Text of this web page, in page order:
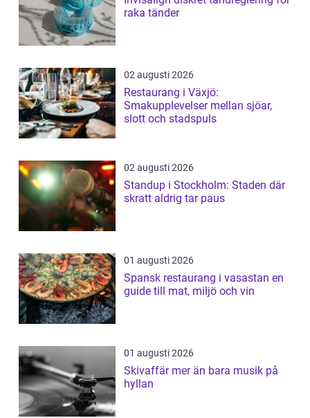
raka tänder
02 augusti 2026
Restaurang i Växjö:
Smakupplevelser mellan sjöar,
slott och stadspuls
02 augusti 2026
Standup i Stockholm: Staden där
skratt aldrig tar paus
01 augusti 2026
Spansk restaurang i vasastan en
guide till mat, miljö och vin
01 augusti 2026
Skivaffär mer än bara musik på
hyllan